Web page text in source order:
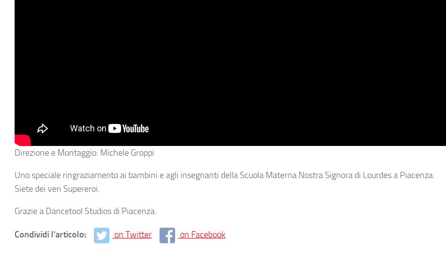
Direzione e Montaggio: Michele Groppi
Uno speciale ringraziamento ai bambini e agli insegnanti della Scuola Materna Nostra Signora di Lourdes a Piacenza.
Siete dei veri Supereroi.
Grazie a Dancetool Studios di Piacenza.
Condividi l'articolo: on Twitter on Facebook